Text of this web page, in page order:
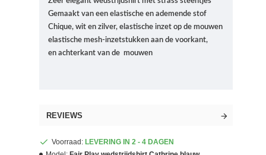
Gemaakt van een elastische en ademende stof
Chique, wit en zilver, elastische inzet op de mouwen
elastische mesh-inzetstukken aan de voorkant,
en achterkant van de mouwen
REVIEWS
Voorraad: LEVERING IN 2 - 4 DAGEN